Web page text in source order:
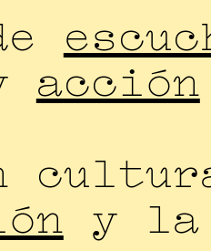
acción
y la